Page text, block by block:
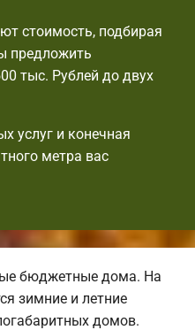
стоимость, подбирая
предложить
тыс. Рублей до двух
услуг и конечная
метра вас
бюджетные дома. На
зимние и летние
домов.